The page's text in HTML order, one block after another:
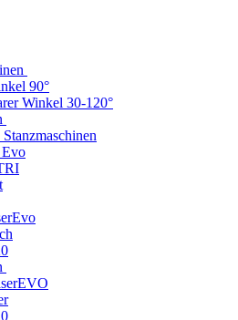
90°
Winkel 30-120°
Evo